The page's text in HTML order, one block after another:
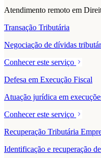
Atendimento remoto em
Transação Tributária
Negociação de dívidas
Conhecer este serviço
Defesa em Execução Fiscal
Atuação jurídica em
Conhecer este serviço
Recuperação Tributária
Identificação e recuperação